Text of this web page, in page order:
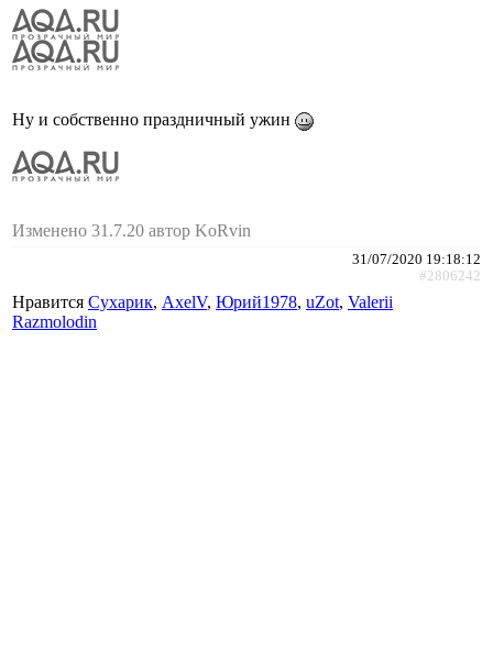
Ну и собственно праздничный ужин
Изменено 31.7.20 автор KoRvin
31/07/2020 19:18:12
#2806242
Нравится Сухарик, AxelV, Юрий1978, uZot, Valerii
Razmolodin